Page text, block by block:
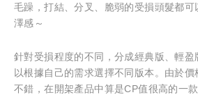
毛躁，打結、分叉、脆弱的受損頭髮都
澤感～
針對受損程度的不同，分成經典版、輕
以根據自己的需求選擇不同版本。由於
不錯，在開架產品中算是CP值很高的一